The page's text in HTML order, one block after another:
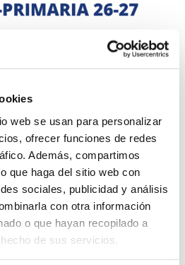
web se usan para personalizar
ofrecer funciones de redes
Además, compartimos
que haga del sitio web con
sociales, publicidad y análisis
con otra información
o que hayan recopilado a
de sus servicios.
de reserva